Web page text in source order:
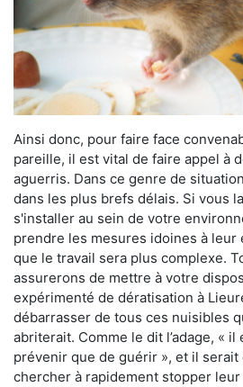
Ainsi donc, pour faire face
pareille, il est vital de faire appel à
aguerris. Dans ce genre de
dans les plus brefs délais. Si vous
s'installer au sein de votre
prendre les mesures idoines à leur
que le travail sera plus complexe.
assurerons de mettre à votre
expérimenté de dératisation à
débarrasser de tous ces nuisibles
abriterait. Comme le dit l’adage, «
prévenir que de guérir », et il
chercher à rapidement stopper